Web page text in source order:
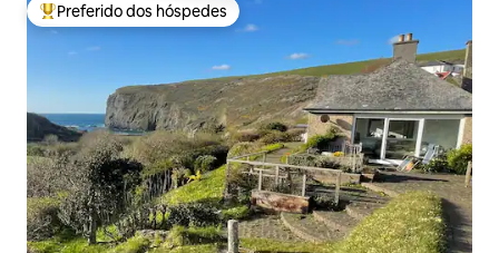
Entre os melhores preferidos dos hóspedes
Preferido dos hóspedes